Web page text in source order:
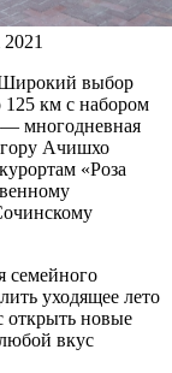
выбор
125 км с набором
многодневная
Ачишхо
«Роза
семейного
уходящее лето
открыть новые
вкус